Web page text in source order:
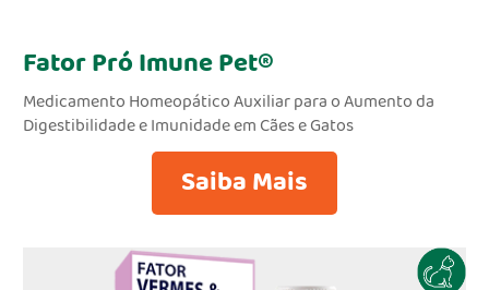
Fator Pró Imune Pet®
Medicamento Homeopático Auxiliar para o Aumento da
Digestibilidade e Imunidade em Cães e Gatos
Saiba Mais